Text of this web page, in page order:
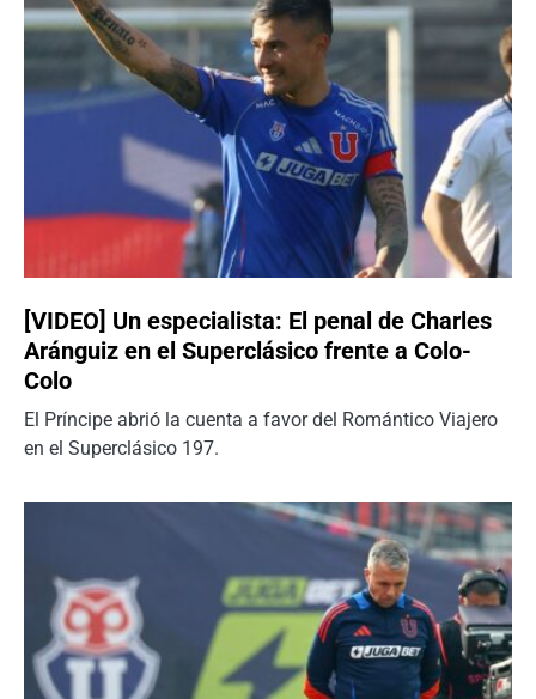
[VIDEO] Un especialista: El penal de Charles
Aránguiz en el Superclásico frente a Colo-
Colo
El Príncipe abrió la cuenta a favor del Romántico Viajero
en el Superclásico 197.